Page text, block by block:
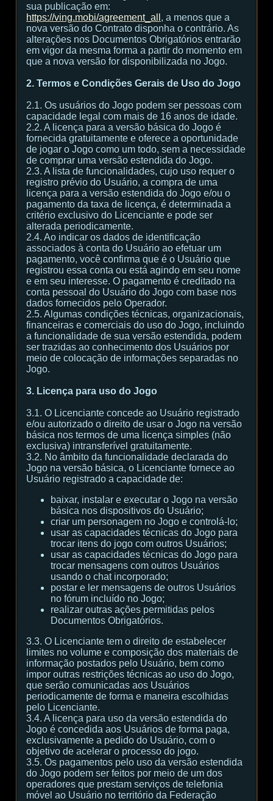
sua publicação em:
https://ving.mobi/agreement_all , a menos que a
nova versão do Contrato disponha o contrário. As
alterações nos Documentos Obrigatórios entrarão
em vigor da mesma forma a partir do momento em
que a nova versão for disponibilizada no Jogo.
2. Termos e Condições Gerais de Uso do Jogo
2.1. Os usuários do Jogo podem ser pessoas com
capacidade legal com mais de 16 anos de idade.
2.2. A licença para a versão básica do Jogo é
fornecida gratuitamente e oferece a oportunidade
de jogar o Jogo como um todo, sem a necessidade
de comprar uma versão estendida do Jogo.
2.3. A lista de funcionalidades, cujo uso requer o
registro prévio do Usuário, a compra de uma
licença para a versão estendida do Jogo e/ou o
pagamento da taxa de licença, é determinada a
critério exclusivo do Licenciante e pode ser
alterada periodicamente.
2.4. Ao indicar os dados de identificação
associados à conta do Usuário ao efetuar um
pagamento, você confirma que é o Usuário que
registrou essa conta ou está agindo em seu nome
e em seu interesse. O pagamento é creditado na
conta pessoal do Usuário do Jogo com base nos
dados fornecidos pelo Operador.
2.5. Algumas condições técnicas, organizacionais,
financeiras e comerciais do uso do Jogo, incluindo
a funcionalidade de sua versão estendida, podem
ser trazidas ao conhecimento dos Usuários por
meio de colocação de informações separadas no
Jogo.
3. Licença para uso do Jogo
3.1. O Licenciante concede ao Usuário registrado
e/ou autorizado o direito de usar o Jogo na versão
básica nos termos de uma licença simples (não
exclusiva) intransferível gratuitamente.
3.2. No âmbito da funcionalidade declarada do
Jogo na versão básica, o Licenciante fornece ao
Usuário registrado a capacidade de:
baixar, instalar e executar o Jogo na versão
básica nos dispositivos do Usuário;
criar um personagem no Jogo e controlá-lo;
usar as capacidades técnicas do Jogo para
trocar itens do jogo com outros Usuários;
usar as capacidades técnicas do Jogo para
trocar mensagens com outros Usuários
usando o chat incorporado;
postar e ler mensagens de outros Usuários
no fórum incluído no Jogo;
realizar outras ações permitidas pelos
Documentos Obrigatórios.
3.3. O Licenciante tem o direito de estabelecer
limites no volume e composição dos materiais de
informação postados pelo Usuário, bem como
impor outras restrições técnicas ao uso do Jogo,
que serão comunicadas aos Usuários
periodicamente de forma e maneira escolhidas
pelo Licenciante.
3.4. A licença para uso da versão estendida do
Jogo é concedida aos Usuários de forma paga,
exclusivamente a pedido do Usuário, com o
objetivo de acelerar o processo do jogo.
3.5. Os pagamentos pelo uso da versão estendida
do Jogo podem ser feitos por meio de um dos
operadores que prestam serviços de telefonia
móvel ao Usuário no território da Federação